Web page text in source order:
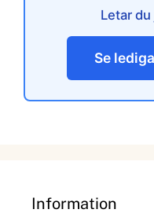
Letar
Se
Information